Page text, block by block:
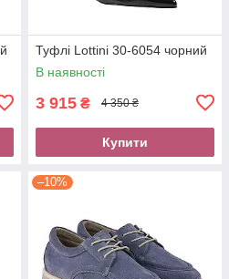
Туфлі Lottini 30-6054 чорний
В наявності
3 915 ₴ 4 350 ₴
Купити
–10%